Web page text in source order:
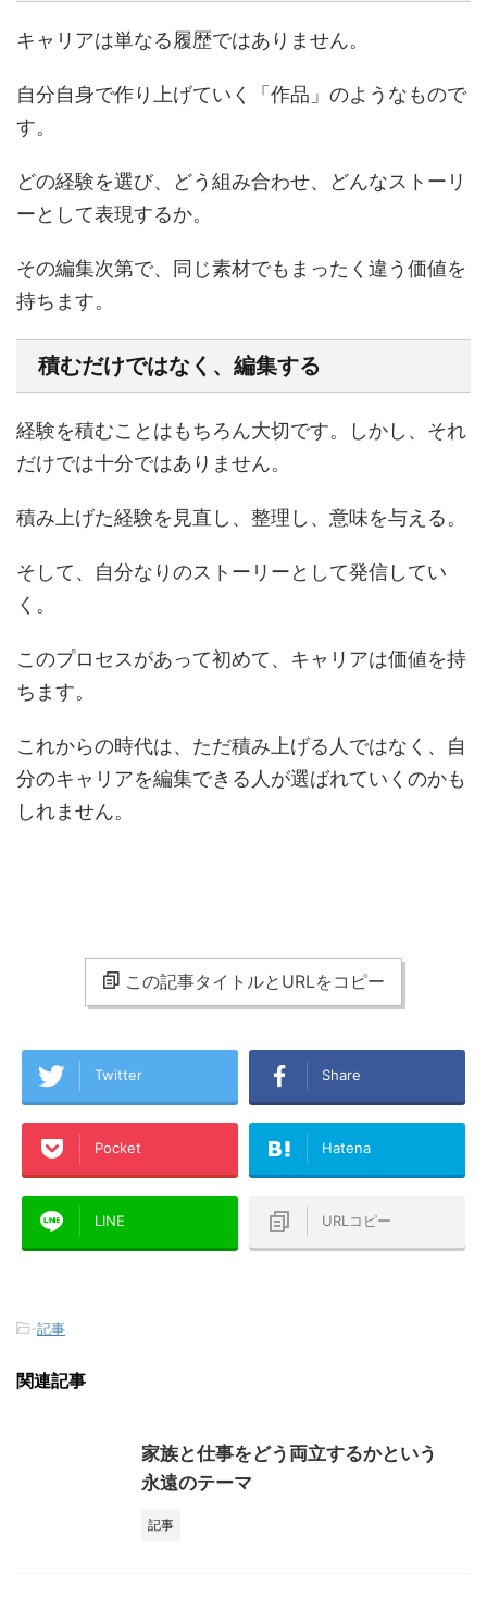
キャリアは単なる履歴ではありません。
自分自身で作り上げていく「作品」のようなもので
す。
どの経験を選び、どう組み合わせ、どんなストーリ
ーとして表現するか。
その編集次第で、同じ素材でもまったく違う価値を
持ちます。
積むだけではなく、編集する
経験を積むことはもちろん大切です。しかし、それ
だけでは十分ではありません。
積み上げた経験を見直し、整理し、意味を与える。
そして、自分なりのストーリーとして発信してい
く。
このプロセスがあって初めて、キャリアは価値を持
ちます。
これからの時代は、ただ積み上げる人ではなく、自
分のキャリアを編集できる人が選ばれていくのかも
しれません。
この記事タイトルとURLをコピー
Twitter Share
Pocket Hatena
LINE URLコピー
-記事
関連記事
家族と仕事をどう両立するかという
永遠のテーマ
記事